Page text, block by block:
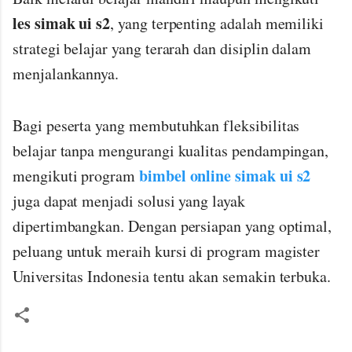
les simak ui s2, yang terpenting adalah memiliki
strategi belajar yang terarah dan disiplin dalam
menjalankannya.
Bagi peserta yang membutuhkan fleksibilitas
belajar tanpa mengurangi kualitas pendampingan,
mengikuti programbimbel online simak ui s2
juga dapat menjadi solusi yang layak
dipertimbangkan. Dengan persiapan yang optimal,
peluang untuk meraih kursi di program magister
Universitas Indonesia tentu akan semakin terbuka.